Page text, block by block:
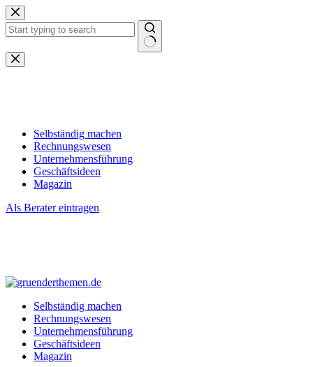
Zum
Inhalt
springen
Keine
Ergebnisse
Selbständig machen
Rechnungswesen
Unternehmensführung
Geschäftsideen
Magazin
Als Berater eintragen
Selbständig machen
Rechnungswesen
Unternehmensführung
Geschäftsideen
Magazin